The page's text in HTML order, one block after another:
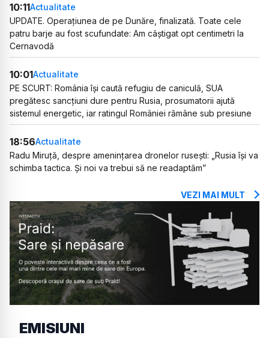
10:11Actualitate
UPDATE. Operațiunea de pe Dunăre, finalizată. Toate cele
patru barje au fost scufundate: Am câștigat opt centimetri la
Cernavodă
10:01Actualitate
PE SCURT: România își caută refugiu de caniculă, SUA
pregătesc sancțiuni dure pentru Rusia, prosumatorii ajută
sistemul energetic, iar ratingul României rămâne sub presiune
18:56Actualitate
Radu Miruță, despre amenințarea dronelor rusești: „Rusia își va
schimba tactica. Și noi va trebui să ne readaptăm”
VEZI MAI MULT
EMISIUNI